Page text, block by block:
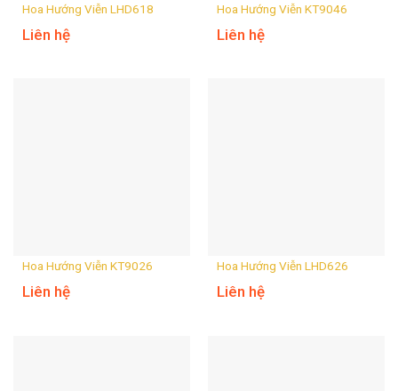
Hoa Hướng Viễn LHD618
Liên hệ
Hoa Hướng Viễn KT9046
Liên hệ
Hoa Hướng Viễn KT9026
Liên hệ
Hoa Hướng Viễn LHD626
Liên hệ